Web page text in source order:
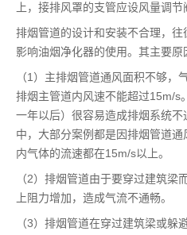
上，接排风罩的支管应设风量调节
排烟管道的设计和安装不合理，
影响油烟净化器的使用。其主要原
（1）主排烟管道通风面积不够，
排烟主管道内风速不能超过15m/s
一年以后）很容易造成排烟系统
中，大部分案例都是因排烟管道
内气体的流速都在15m/s以上。
（2）排烟管道由于要穿过建筑梁
上阻力增加，造成气流不通畅。
（3）排烟管道在穿过建筑梁或躲